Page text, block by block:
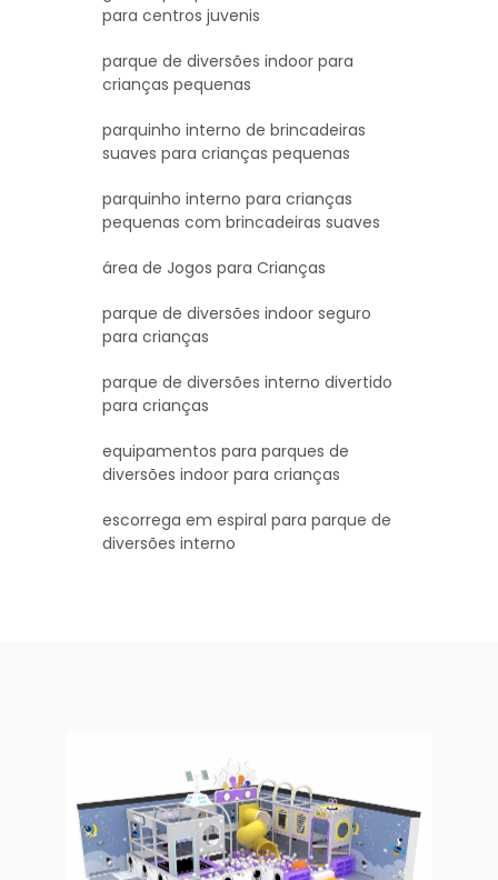
para centros juvenis
parque de diversões indoor para
crianças pequenas
parquinho interno de brincadeiras
suaves para crianças pequenas
parquinho interno para crianças
pequenas com brincadeiras suaves
área de Jogos para Crianças
parque de diversões indoor seguro
para crianças
parque de diversões interno divertido
para crianças
equipamentos para parques de
diversões indoor para crianças
escorrega em espiral para parque de
diversões interno